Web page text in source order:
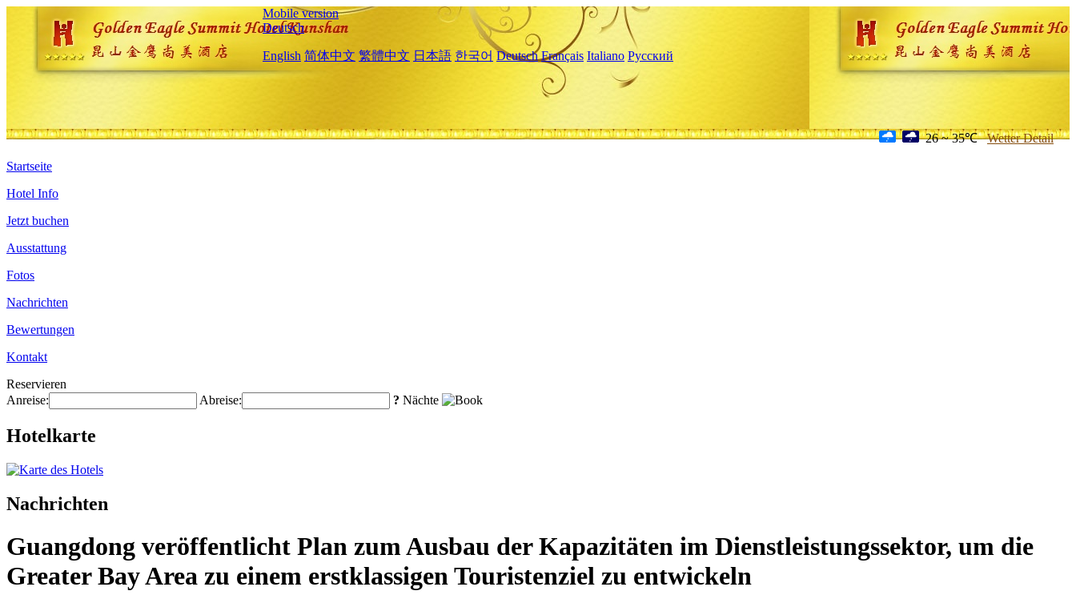
Mobile version
Deutsch
English 简体中文 繁體中文 日本語 한국어 Deutsch Français Italiano Русский
26 ~ 35℃ Wetter Detail
Startseite
Hotel Info
Jetzt buchen
Ausstattung
Fotos
Nachrichten
Bewertungen
Kontakt
Reservieren
Anreise:
Abreise: ? Nächte
Hotelkarte
Nachrichten
Guangdong veröffentlicht Plan zum Ausbau der Kapazitäten im Dienstleistungssektor, um die
Greater Bay Area zu einem erstklassigen Touristenziel zu entwickeln